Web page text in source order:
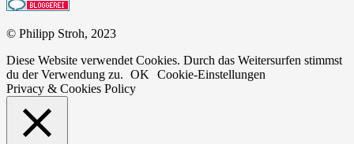
© Philipp Stroh, 2023
Diese Website verwendet Cookies. Durch das Weitersurfen stimmst
du der Verwendung zu. OK
Cookie-Einstellungen
Privacy & Cookies Policy